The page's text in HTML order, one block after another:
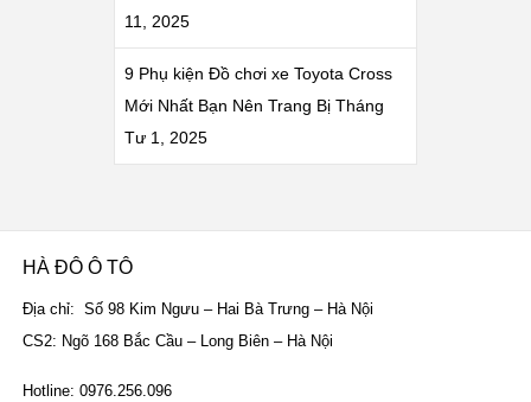
11, 2025
9 Phụ kiện Đồ chơi xe Toyota Cross
Mới Nhất Bạn Nên Trang Bị Tháng
Tư 1, 2025
HÀ ĐÔ Ô TÔ
Địa chỉ: Số 98 Kim Ngưu – Hai Bà Trưng – Hà Nội
CS2: Ngõ 168 Bắc Cầu – Long Biên – Hà Nội
Hotline: 0976.256.096